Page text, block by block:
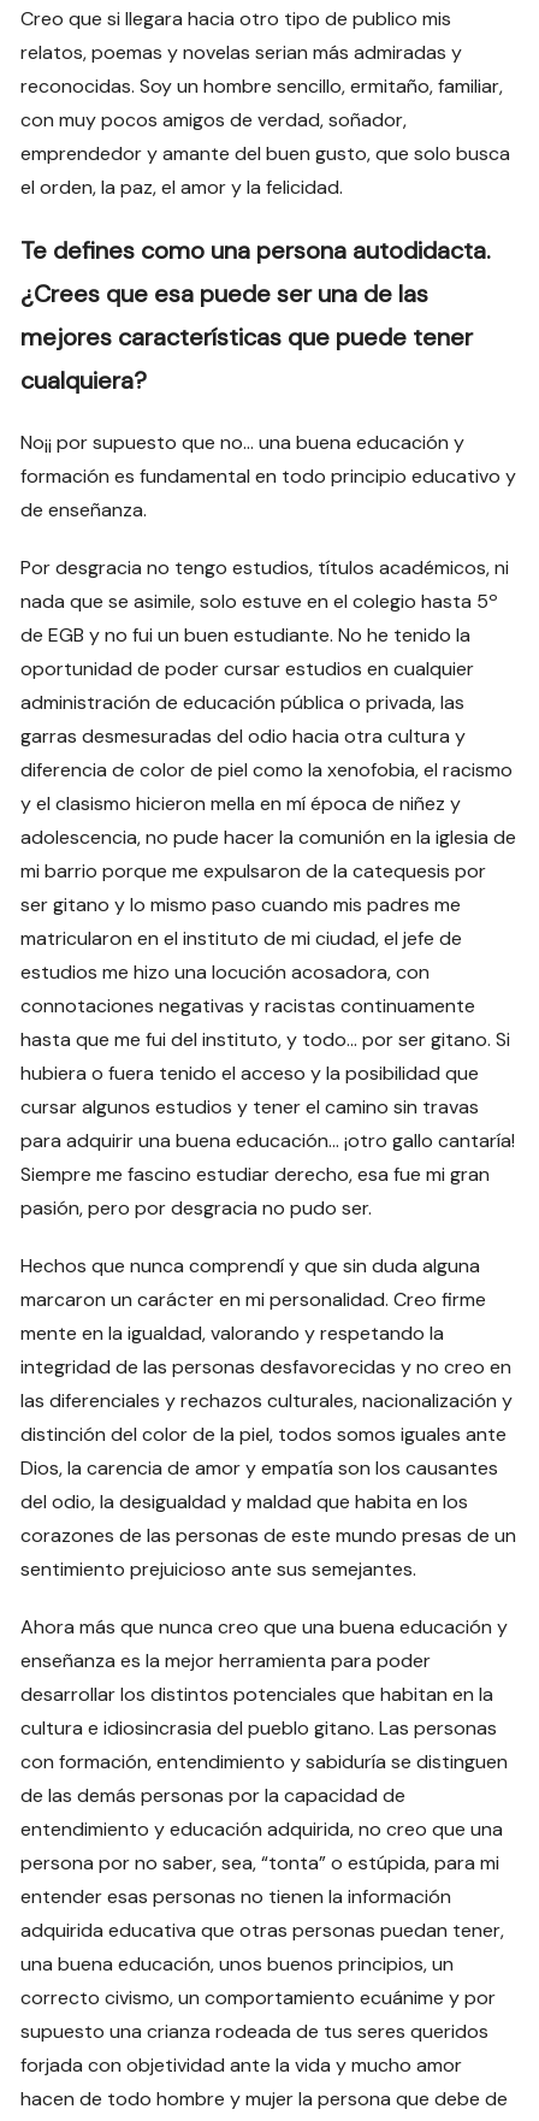
Creo que si llegara hacia otro tipo de publico mis
relatos, poemas y novelas serian más admiradas y
reconocidas. Soy un hombre sencillo, ermitaño, familiar,
con muy pocos amigos de verdad, soñador,
emprendedor y amante del buen gusto, que solo busca
el orden, la paz, el amor y la felicidad.
Te defines como una persona autodidacta.
¿Crees que esa puede ser una de las
mejores características que puede tener
cualquiera?
No¡¡ por supuesto que no… una buena educación y
formación es fundamental en todo principio educativo y
de enseñanza.
Por desgracia no tengo estudios, títulos académicos, ni
nada que se asimile, solo estuve en el colegio hasta 5º
de EGB y no fui un buen estudiante. No he tenido la
oportunidad de poder cursar estudios en cualquier
administración de educación pública o privada, las
garras desmesuradas del odio hacia otra cultura y
diferencia de color de piel como la xenofobia, el racismo
y el clasismo hicieron mella en mí época de niñez y
adolescencia, no pude hacer la comunión en la iglesia de
mi barrio porque me expulsaron de la catequesis por
ser gitano y lo mismo paso cuando mis padres me
matricularon en el instituto de mi ciudad, el jefe de
estudios me hizo una locución acosadora, con
connotaciones negativas y racistas continuamente
hasta que me fui del instituto, y todo… por ser gitano. Si
hubiera o fuera tenido el acceso y la posibilidad que
cursar algunos estudios y tener el camino sin travas
para adquirir una buena educación… ¡otro gallo cantaría!
Siempre me fascino estudiar derecho, esa fue mi gran
pasión, pero por desgracia no pudo ser.
Hechos que nunca comprendí y que sin duda alguna
marcaron un carácter en mi personalidad. Creo firme
mente en la igualdad, valorando y respetando la
integridad de las personas desfavorecidas y no creo en
las diferenciales y rechazos culturales, nacionalización y
distinción del color de la piel, todos somos iguales ante
Dios, la carencia de amor y empatía son los causantes
del odio, la desigualdad y maldad que habita en los
corazones de las personas de este mundo presas de un
sentimiento prejuicioso ante sus semejantes.
Ahora más que nunca creo que una buena educación y
enseñanza es la mejor herramienta para poder
desarrollar los distintos potenciales que habitan en la
cultura e idiosincrasia del pueblo gitano. Las personas
con formación, entendimiento y sabiduría se distinguen
de las demás personas por la capacidad de
entendimiento y educación adquirida, no creo que una
persona por no saber, sea, “tonta” o estúpida, para mi
entender esas personas no tienen la información
adquirida educativa que otras personas puedan tener,
una buena educación, unos buenos principios, un
correcto civismo, un comportamiento ecuánime y por
supuesto una crianza rodeada de tus seres queridos
forjada con objetividad ante la vida y mucho amor
hacen de todo hombre y mujer la persona que debe de